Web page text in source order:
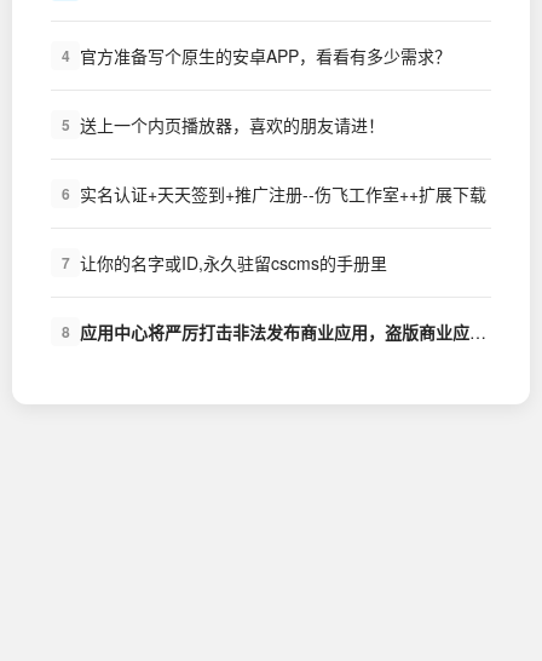
4 官方准备写个原生的安卓APP，看看有多少需求？
5 送上一个内页播放器，喜欢的朋友请进！
6 实名认证+天天签到+推广注册--伤飞工作室++扩展下载
7 让你的名字或ID,永久驻留cscms的手册里
8 应用中心将严厉打击非法发布商业应用，盗版商业应用的行为